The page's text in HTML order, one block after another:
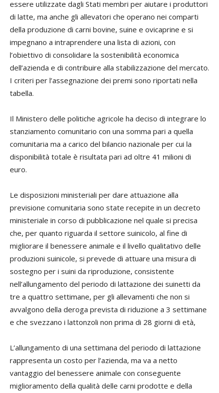
essere utilizzate dagli Stati membri per aiutare i produttori
di latte, ma anche gli allevatori che operano nei comparti
della produzione di carni bovine, suine e ovicaprine e si
impegnano a intraprendere una lista di azioni, con
l’obiettivo di consolidare la sostenibilità economica
dell’azienda e di contribuire alla stabilizzazione del mercato.
I criteri per l’assegnazione dei premi sono riportati nella
tabella.
Il Ministero delle politiche agricole ha deciso di integrare lo
stanziamento comunitario con una somma pari a quella
comunitaria ma a carico del bilancio nazionale per cui la
disponibilità totale è risultata pari ad oltre 41 milioni di
euro.
Le disposizioni ministeriali per dare attuazione alla
previsione comunitaria sono state recepite in un decreto
ministeriale in corso di pubblicazione nel quale si precisa
che, per quanto riguarda il settore suinicolo, al fine di
migliorare il benessere animale e il livello qualitativo delle
produzioni suinicole, si prevede di attuare una misura di
sostegno per i suini da riproduzione, consistente
nell’allungamento del periodo di lattazione dei suinetti da
tre a quattro settimane, per gli allevamenti che non si
avvalgono della deroga prevista di riduzione a 3 settimane
e che svezzano i lattonzoli non prima di 28 giorni di età,
L’allungamento di una settimana del periodo di lattazione
rappresenta un costo per l’azienda, ma va a netto
vantaggio del benessere animale con conseguente
miglioramento della qualità delle carni prodotte e della